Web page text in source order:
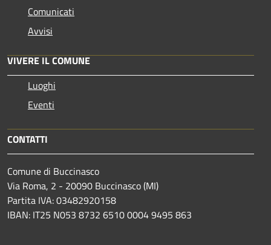
Comunicati
Avvisi
VIVERE IL COMUNE
Luoghi
Eventi
CONTATTI
Comune di Buccinasco
Via Roma, 2 - 20090 Buccinasco (MI)
Partita IVA: 03482920158
IBAN: IT25 N053 8732 6510 0004 9495 863